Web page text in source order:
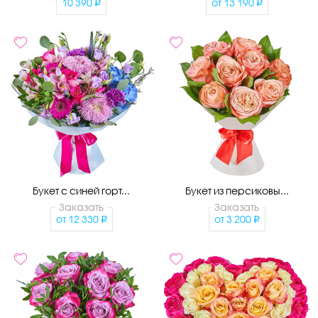
10 390 от 13 190
Букет с синей горт...
Заказать
от 12 330
Букет из персиковы...
Заказать
от 3 200